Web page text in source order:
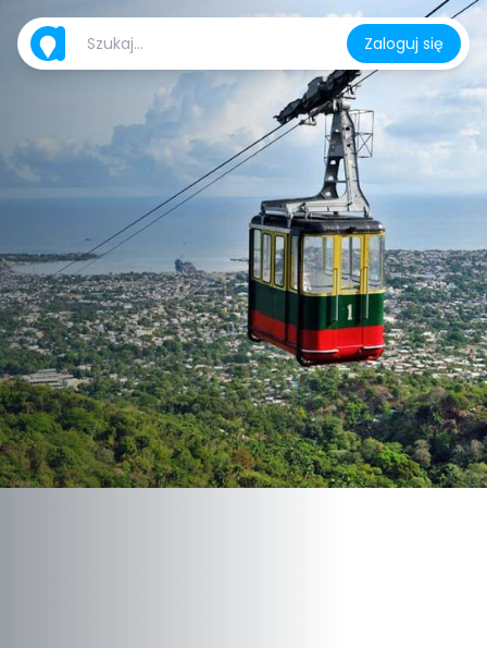
Zaloguj się